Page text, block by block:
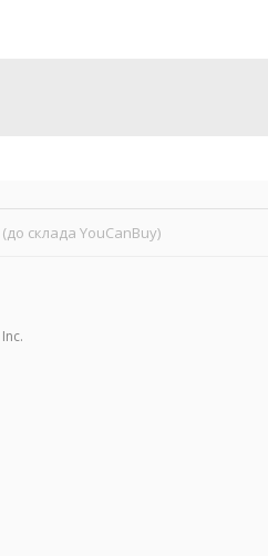
склада YouCanBuy)